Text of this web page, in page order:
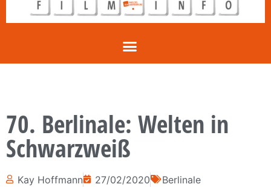
70. Berlinale: Welten in
Schwarzweiß
Kay Hoffmann 27/02/2020 Berlinale